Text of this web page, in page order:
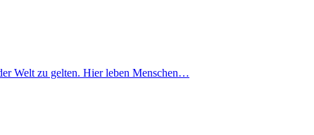
Welt zu gelten. Hier leben Menschen…